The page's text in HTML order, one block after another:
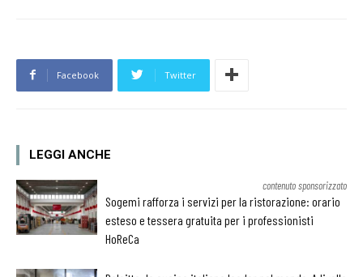
Facebook Twitter
LEGGI ANCHE
contenuto sponsorizzato
Sogemi rafforza i servizi per la ristorazione: orario
esteso e tessera gratuita per i professionisti
HoReCa